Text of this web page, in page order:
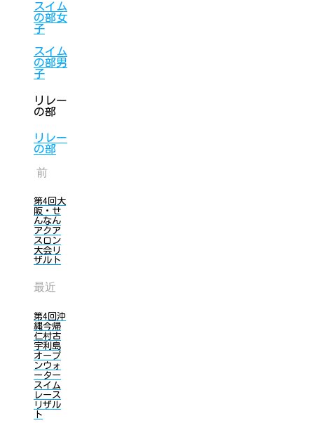
スイム
の部女
子
スイム
の部男
子
リレー
の部
リレー
の部
前
第4回大
阪・せ
んなん
アクア
スロン
大会リ
ザルト
最近
第4回沖
縄今帰
仁村古
宇利島
オープ
ンウォ
ーター
スイム
レース
リザル
ト